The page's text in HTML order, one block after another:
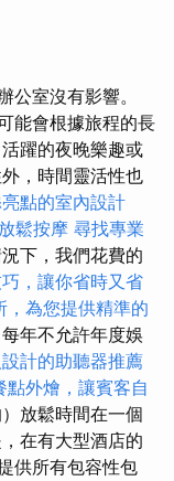
公室沒有影響。
能會根據旅程的長
躍的夜晚樂趣或
，時間靈活性也
點的室內設計
鬆按摩 尋找專業
下，我們花費的
，讓你省時又省
，為您提供精準的
年不允許年度娛
計的助聽器推薦
點外燴，讓賓客自
放鬆時間在一個
在有大型酒店的
供所有包容性包